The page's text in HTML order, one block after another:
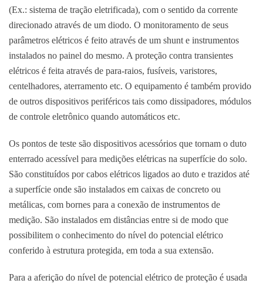
(Ex.: sistema de tração eletrificada), com o sentido da corrente
direcionado através de um diodo. O monitoramento de seus
parâmetros elétricos é feito através de um shunt e instrumentos
instalados no painel do mesmo. A proteção contra transientes
elétricos é feita através de para-raios, fusíveis, varistores,
centelhadores, aterramento etc. O equipamento é também provido
de outros dispositivos periféricos tais como dissipadores, módulos
de controle eletrônico quando automáticos etc.
Os pontos de teste são dispositivos acessórios que tornam o duto
enterrado acessível para medições elétricas na superfície do solo.
São constituídos por cabos elétricos ligados ao duto e trazidos até
a superfície onde são instalados em caixas de concreto ou
metálicas, com bornes para a conexão de instrumentos de
medição. São instalados em distâncias entre si de modo que
possibilitem o conhecimento do nível do potencial elétrico
conferido à estrutura protegida, em toda a sua extensão.
Para a aferição do nível de potencial elétrico de proteção é usada